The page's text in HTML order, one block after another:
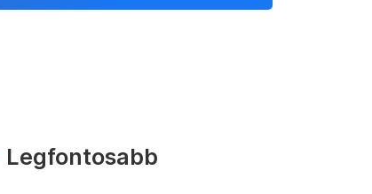
Legfontosabb